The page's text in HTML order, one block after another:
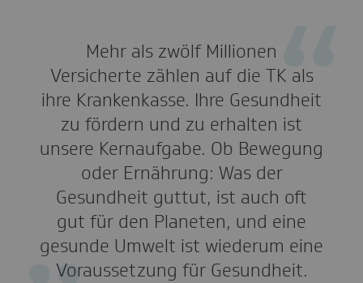
Mehr als zwölf Millionen
Versicherte zählen auf die TK als
ihre Krankenkasse. Ihre Gesundheit
zu fördern und zu erhalten ist
unsere Kernaufgabe. Ob Bewegung
oder Ernährung: Was der
Gesundheit guttut, ist auch oft
gut für den Planeten, und eine
gesunde Umwelt ist wiederum eine
Voraussetzung für Gesundheit.